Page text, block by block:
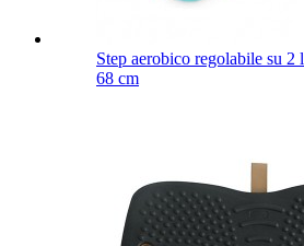
Step aerobico regolabile su
68 cm